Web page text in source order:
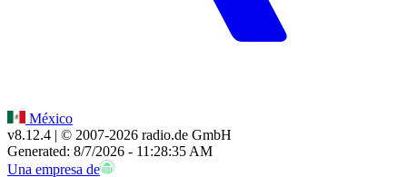
México
v8.12.4 | © 2007-2026 radio.de GmbH
Generated: 8/7/2026 - 11:28:35 AM
Una empresa de